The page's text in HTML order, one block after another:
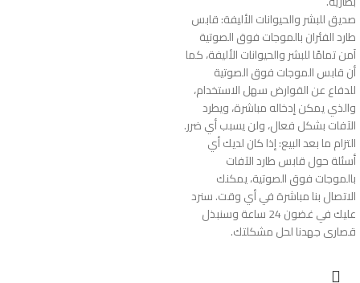
صديق للبشر والحيوانات الأليفة: قابس
طارد الفئران بالموجات فوق الصوتية
آمن تمامًا للبشر والحيوانات الأليفة، كما
أن قابس الموجات فوق الصوتية
للدفاع عن القوارض سهل الاستخدام،
والذي يمكن إدخاله مباشرة، ويطرد
الآفات بشكل فعال، ولن يسبب أي ضرر.
التزام ما بعد البيع: إذا كان لديك أي
أسئلة حول قابس طارد الآفات
بالموجات فوق الصوتية، يمكنك
الاتصال بنا مباشرة في أي وقت. سنرد
عليك في غضون 24 ساعة وسنبذل
قصارى جهدنا لحل مشكلتك.